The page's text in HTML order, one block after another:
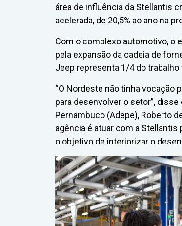
área de influência da Stellantis
acelerada, de 20,5% ao ano na
Com o complexo automotivo, o
pela expansão da cadeia de
Jeep representa 1/4 do
“O Nordeste não tinha vocação
para desenvolver o setor”,
Pernambuco (Adepe), Roberto
agência é atuar com a
o objetivo de interiorizar o